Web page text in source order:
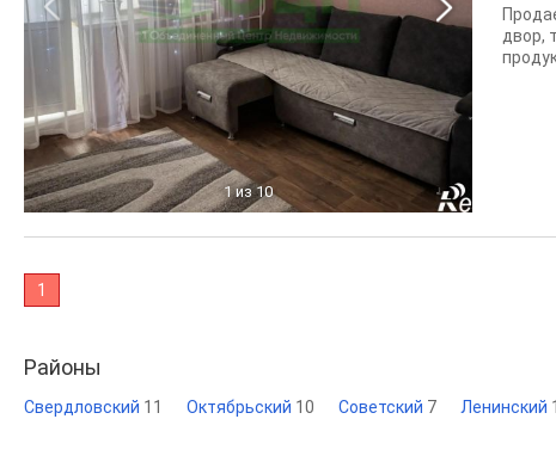
1 из 10
двор,
1
Районы
Свердловский 11 Октябрьский 10 Советский 7 Ленинский 1